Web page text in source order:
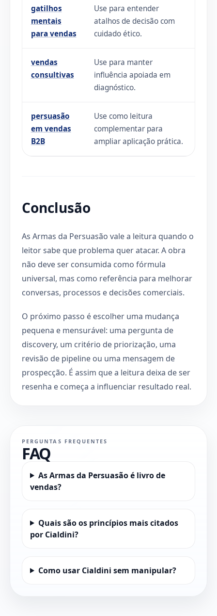
gatilhos
mentais
para vendas
Use para entender
atalhos de decisão com
cuidado ético.
vendas
consultivas
Use para manter
influência apoiada em
diagnóstico.
persuasão
em vendas
B2B
Use como leitura
complementar para
ampliar aplicação prática.
Conclusão
As Armas da Persuasão vale a leitura quando o
leitor sabe que problema quer atacar. A obra
não deve ser consumida como fórmula
universal, mas como referência para melhorar
conversas, processos e decisões comerciais.
O próximo passo é escolher uma mudança
pequena e mensurável: uma pergunta de
discovery, um critério de priorização, uma
revisão de pipeline ou uma mensagem de
prospecção. É assim que a leitura deixa de ser
resenha e começa a influenciar resultado real.
PERGUNTAS FREQUENTES
FAQ
As Armas da Persuasão é livro de
vendas?
Quais são os princípios mais citados
por Cialdini?
Como usar Cialdini sem manipular?